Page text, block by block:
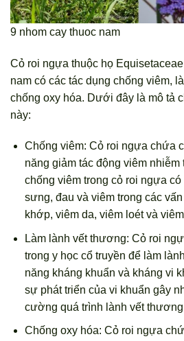
9 nhom cay thuoc nam
Cỏ roi ngựa thuộc họ
nam có các tác dụng chống viêm,
chống oxy hóa. Dưới đây là mô tả
này:
Chống viêm: Cỏ roi ngựa chứa
năng giảm tác động viêm
chống viêm trong cỏ roi ngựa
sưng, đau và viêm trong các
khớp, viêm da, viêm loét và
Làm lành vết thương: Cỏ roi
trong y học cổ truyền để làm
năng kháng khuẩn và kháng vi
sự phát triển của vi khuẩn gây
cường quá trình lành vết
Chống oxy hóa: Cỏ roi ngựa